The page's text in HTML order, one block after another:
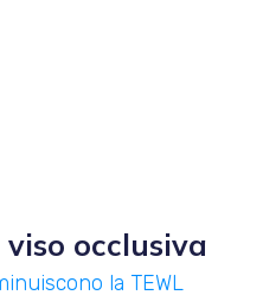
occlusiva
la TEWL